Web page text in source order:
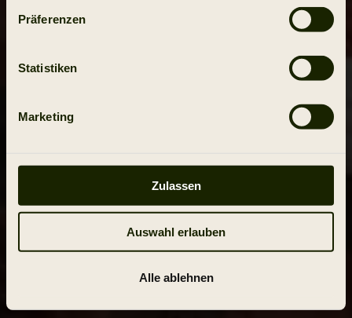
Präferenzen
Statistiken
Marketing
Zulassen
Auswahl erlauben
Alle ablehnen